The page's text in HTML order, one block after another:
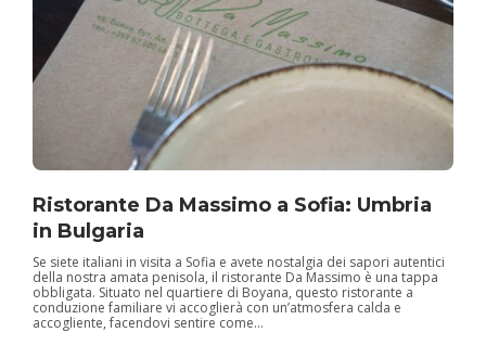
Ristorante Da Massimo a Sofia: Umbria
in Bulgaria
Se siete italiani in visita a Sofia e avete nostalgia dei sapori autentici
della nostra amata penisola, il ristorante Da Massimo è una tappa
obbligata. Situato nel quartiere di Boyana, questo ristorante a
conduzione familiare vi accoglierà con un’atmosfera calda e
accogliente, facendovi sentire come...